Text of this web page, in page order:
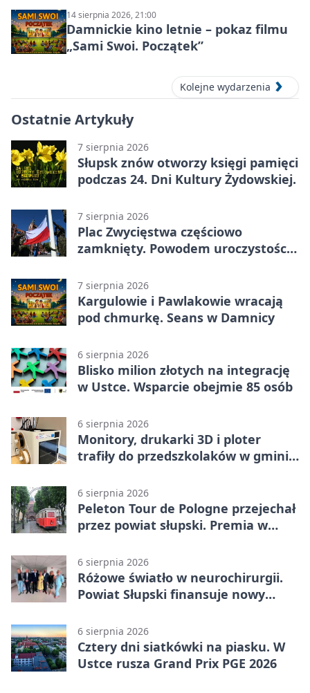
14 sierpnia 2026, 21:00
Damnickie kino letnie – pokaz filmu
„Sami Swoi. Początek”
Kolejne wydarzenia
Ostatnie Artykuły
7 sierpnia 2026
Słupsk znów otworzy księgi pamięci
podczas 24. Dni Kultury Żydowskiej.
7 sierpnia 2026
Plac Zwycięstwa częściowo
zamknięty. Powodem uroczystości
7 sierpnia 2026
Kargulowie i Pawlakowie wracają
pod chmurkę. Seans w Damnicy
6 sierpnia 2026
Blisko milion złotych na integrację
w Ustce. Wsparcie obejmie 85 osób
6 sierpnia 2026
Monitory, drukarki 3D i ploter
trafiły do przedszkolaków w gminie
6 sierpnia 2026
Peleton Tour de Pologne przejechał
przez powiat słupski. Premia w
6 sierpnia 2026
Różowe światło w neurochirurgii.
Powiat Słupski finansuje nowy
6 sierpnia 2026
Cztery dni siatkówki na piasku. W
Ustce rusza Grand Prix PGE 2026